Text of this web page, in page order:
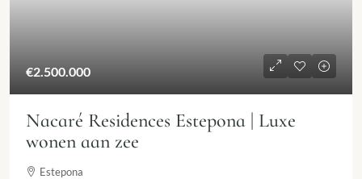
€2.500.000
Nacaré Residences Estepona | Luxe
wonen aan zee
Estepona